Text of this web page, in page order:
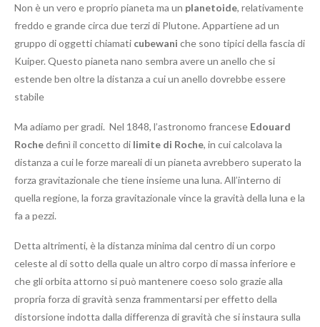
Non è un vero e proprio pianeta ma un planetoide, relativamente
freddo e grande circa due terzi di Plutone. Appartiene ad un
gruppo di oggetti chiamati cubewani che sono tipici della fascia di
Kuiper. Questo pianeta nano sembra avere un anello che si
estende ben oltre la distanza a cui un anello dovrebbe essere
stabile
Ma adiamo per gradi. Nel 1848, l’astronomo francese Edouard
Rochedefinì il concetto di limite di Roche, in cui calcolava la
distanza a cui le forze mareali di un pianeta avrebbero superato la
forza gravitazionale che tiene insieme una luna. All’interno di
quella regione, la forza gravitazionale vince la gravità della luna e la
fa a pezzi.
Detta altrimenti, è la distanza minima dal centro di un corpo
celeste al di sotto della quale un altro corpo di massa inferiore e
che gli orbita attorno si può mantenere coeso solo grazie alla
propria forza di gravità senza frammentarsi per effetto della
distorsione indotta dalla differenza di gravità che si instaura sulla